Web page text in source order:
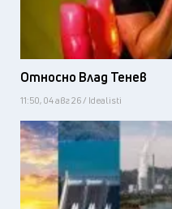
Относно Влад Тенев
11:50, 04 авг 26 / Idealisti